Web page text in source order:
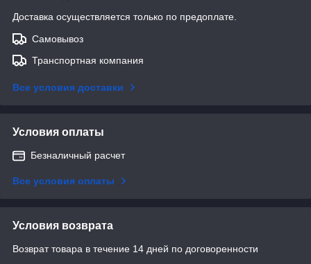
Доставка осуществляется только по предоплате.
Самовывоз
Транспортная компания
Все условия доставки
Условия оплаты
Безналичный расчет
Все условия оплаты
Условия возврата
Возврат товара в течение 14 дней по договоренности